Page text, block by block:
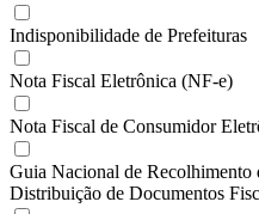
Indisponibilidade de Prefeituras
Nota Fiscal Eletrônica (NF-e)
Nota Fiscal de Consumidor
Guia Nacional de
Distribuição de Documentos